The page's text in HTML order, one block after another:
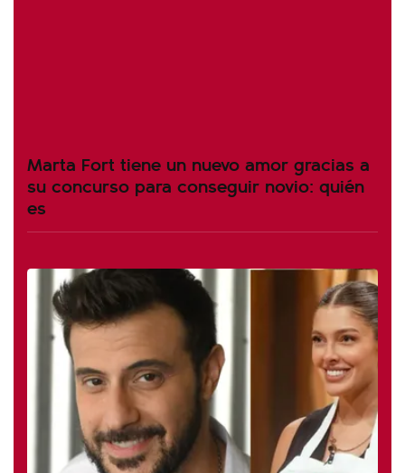
Marta Fort tiene un nuevo amor gracias a
su concurso para conseguir novio: quién
es